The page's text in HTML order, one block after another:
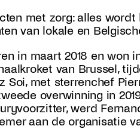
met zorg: alles
van lokale en
in maart 2018 en won
van Brussel,
Soi, met sterrenchef
overwinning in
werd
aan de organisatie